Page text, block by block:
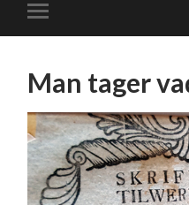
på/av
Man tager